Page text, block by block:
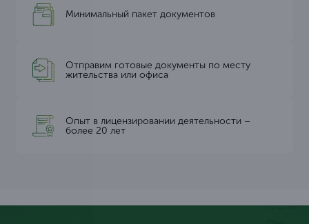
Минимальный пакет документов
Отправим готовые документы по месту
жительства или офиса
Опыт в лицензировании деятельности –
более 20 лет